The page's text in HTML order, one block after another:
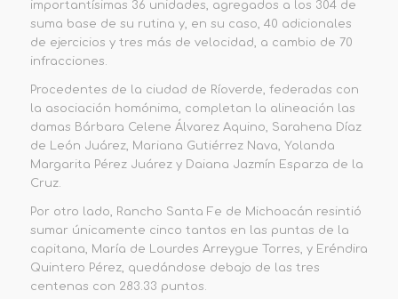
importantísimas 36 unidades, agregados a los 304 de
suma base de su rutina y, en su caso, 40 adicionales
de ejercicios y tres más de velocidad, a cambio de 70
infracciones.
Procedentes de la ciudad de Ríoverde, federadas con
la asociación homónima, completan la alineación las
damas Bárbara Celene Álvarez Aquino, Sarahena Díaz
de León Juárez, Mariana Gutiérrez Nava, Yolanda
Margarita Pérez Juárez y Daiana Jazmín Esparza de la
Cruz.
Por otro lado, Rancho Santa Fe de Michoacán resintió
sumar únicamente cinco tantos en las puntas de la
capitana, María de Lourdes Arreygue Torres, y Eréndira
Quintero Pérez, quedándose debajo de las tres
centenas con 283.33 puntos.